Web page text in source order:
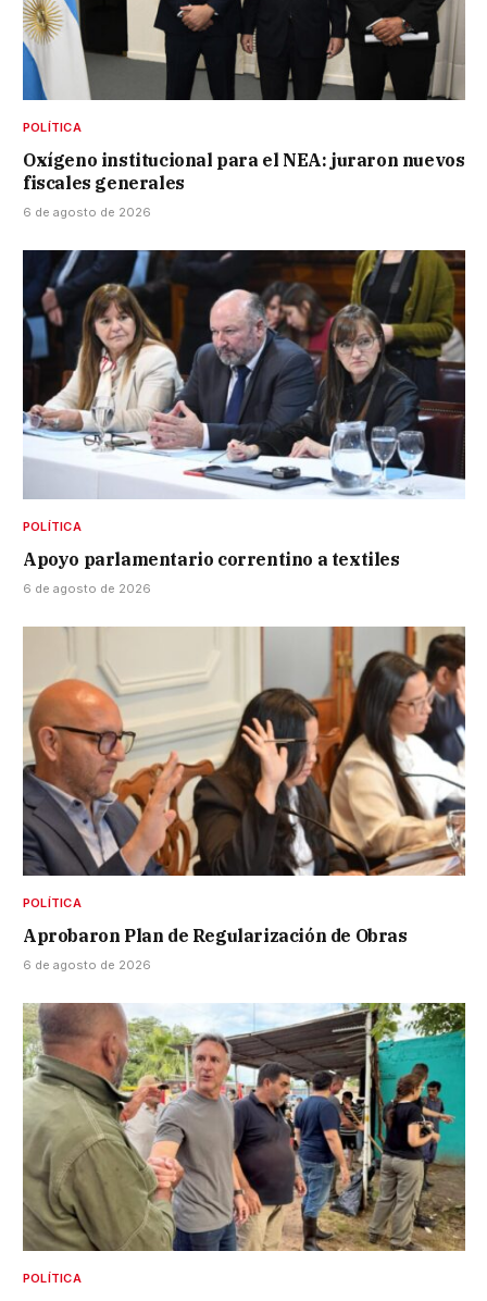
POLÍTICA
Oxígeno institucional para el NEA: juraron nuevos
fiscales generales
6 de agosto de 2026
POLÍTICA
Apoyo parlamentario correntino a textiles
6 de agosto de 2026
POLÍTICA
Aprobaron Plan de Regularización de Obras
6 de agosto de 2026
POLÍTICA